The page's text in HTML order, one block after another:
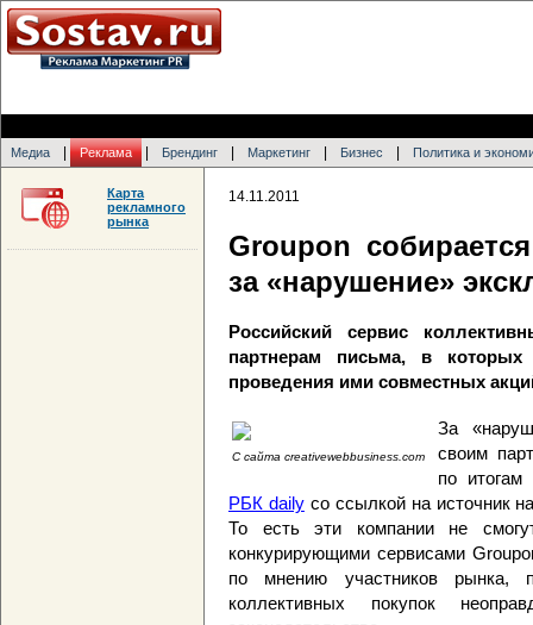
Медиа Реклама Брендинг Маркетинг Бизнес Политика и
14.11.2011
Groupon
за «нарушение»
Российский сервис
партнерам письма, в
проведения ими совместных
С сайта creativewebbusiness.com
За
своим
по итогам
РБК dailyсо ссылкой на источник
То есть эти компании не
конкурирующими сервисами
по мнению участников рынка,
коллективных покупок
Карта
рекламного
рынка